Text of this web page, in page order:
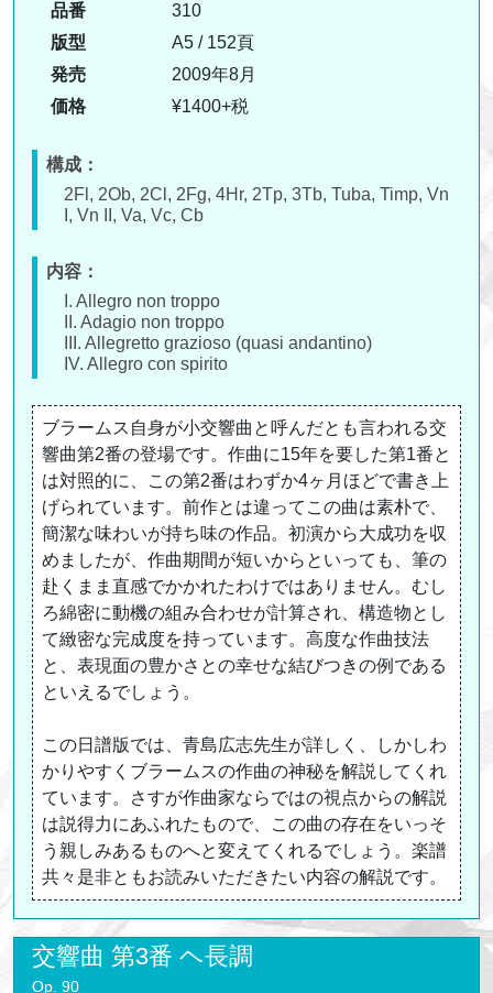
品番
310
版型
A5 / 152頁
発売
2009年8月
価格
¥1400+税
構成：
2Fl, 2Ob, 2Cl, 2Fg, 4Hr, 2Tp, 3Tb, Tuba, Timp, Vn
I, Vn II, Va, Vc, Cb
内容：
I. Allegro non troppo
II. Adagio non troppo
III. Allegretto grazioso (quasi andantino)
IV. Allegro con spirito
ブラームス自身が小交響曲と呼んだとも言われる交
響曲第2番の登場です。作曲に15年を要した第1番と
は対照的に、この第2番はわずか4ヶ月ほどで書き上
げられています。前作とは違ってこの曲は素朴で、
簡潔な味わいが持ち味の作品。初演から大成功を収
めましたが、作曲期間が短いからといっても、筆の
赴くまま直感でかかれたわけではありません。むし
ろ綿密に動機の組み合わせが計算され、構造物とし
て緻密な完成度を持っています。高度な作曲技法
と、表現面の豊かさとの幸せな結びつきの例である
といえるでしょう。
この日譜版では、青島広志先生が詳しく、しかしわ
かりやすくブラームスの作曲の神秘を解説してくれ
ています。さすが作曲家ならではの視点からの解説
は説得力にあふれたもので、この曲の存在をいっそ
う親しみあるものへと変えてくれるでしょう。楽譜
共々是非ともお読みいただきたい内容の解説です。
交響曲 第3番 ヘ長調
Op. 90